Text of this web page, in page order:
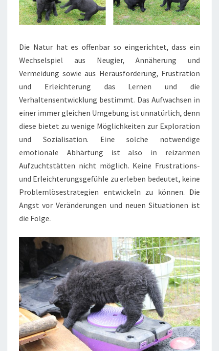
Die Natur hat es offenbar so eingerichtet, dass ein
Wechselspiel aus Neugier, Annäherung und
Vermeidung sowie aus Herausforderung, Frustration
und Erleichterung das Lernen und die
Verhaltensentwicklung bestimmt. Das Aufwachsen in
einer immer gleichen Umgebung ist unnatürlich, denn
diese bietet zu wenige Möglichkeiten zur Exploration
und Sozialisation. Eine solche notwendige
emotionale Abhärtung ist also in reizarmen
Aufzuchtstätten nicht möglich. Keine Frustrations-
und Erleichterungsgefühle zu erleben bedeutet, keine
Problemlösestrategien entwickeln zu können. Die
Angst vor Veränderungen und neuen Situationen ist
die Folge.